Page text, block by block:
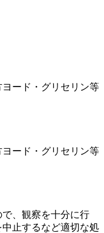
ード・グリセリン等
ード・グリセリン等
、観察を十分に行
止するなど適切な処